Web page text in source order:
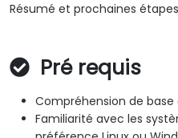
Résumé et prochaines étapes
Pré requis
Compréhension de
Familiarité avec les